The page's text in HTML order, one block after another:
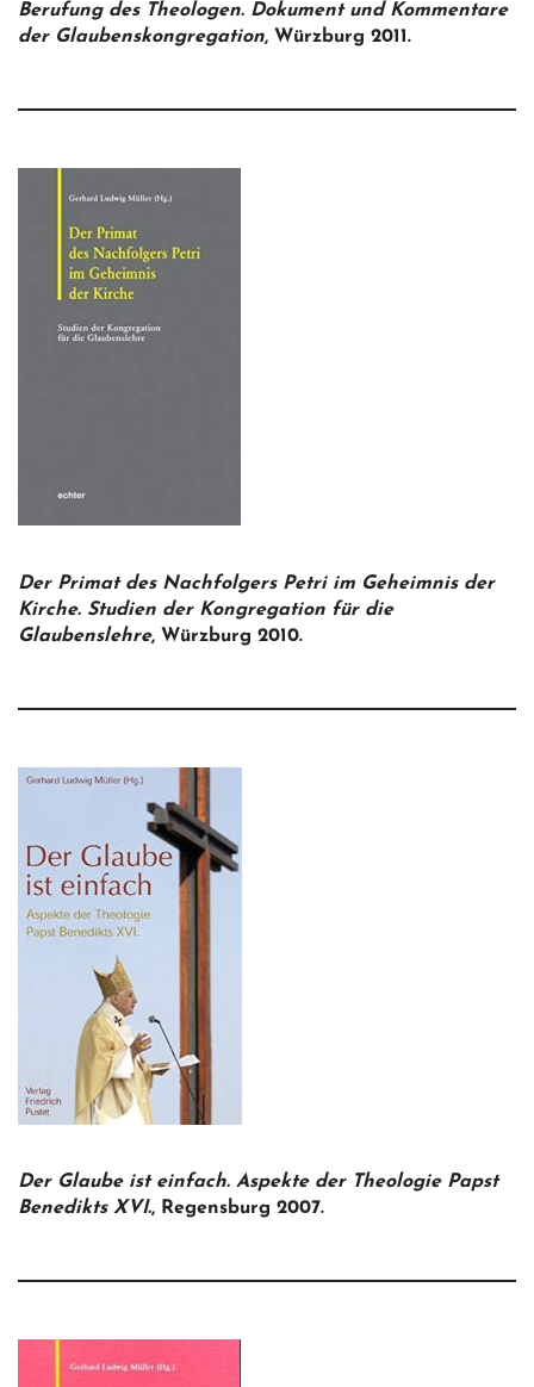
Berufung des Theologen. Dokument und Kommentare
der Glaubenskongregation, Würzburg 2011.
Der Primat des Nachfolgers Petri im Geheimnis der
Kirche. Studien der Kongregation für die
Glaubenslehre, Würzburg 2010.
Der Glaube ist einfach. Aspekte der Theologie Papst
Benedikts XVI., Regensburg 2007.